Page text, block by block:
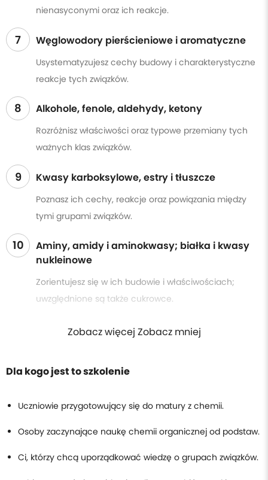
nienasyconymi oraz ich reakcje.
7 Węglowodory pierścieniowe i aromatyczne
Usystematyzujesz cechy budowy i charakterystyczne
reakcje tych związków.
8 Alkohole, fenole, aldehydy, ketony
Rozróżnisz właściwości oraz typowe przemiany tych
ważnych klas związków.
9 Kwasy karboksylowe, estry i tłuszcze
Poznasz ich cechy, reakcje oraz powiązania między
tymi grupami związków.
10
Aminy, amidy i aminokwasy; białka i kwasy
nukleinowe
Zorientujesz się w ich budowie i właściwościach;
uwzględnione są także cukrowce.
Zobacz więcej Zobacz mniej
Dla kogo jest to szkolenie
Uczniowie przygotowujący się do matury z chemii.
Osoby zaczynające naukę chemii organicznej od podstaw.
Ci, którzy chcą uporządkować wiedzę o grupach związków.